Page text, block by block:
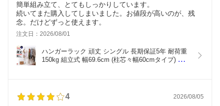
簡単組み立て、とてもしっかりしています。
続いてまた購入してしまいました。お値段が高いのが、残
念。だけどずっと使えます。
注文日：2026/08/01
ハンガーラック 頑丈 シングル 長期保証5年 耐荷重
150kg 組立式 幅69.6cm (柱芯々幅60cmタイプ) ホ
4 2026/08/05